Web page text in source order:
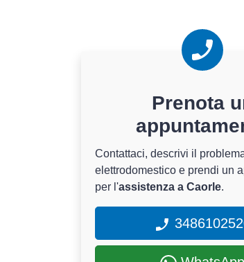
Prenota
Contattaci, descrivi il
elettrodomestico e prendi un
per l'assistenza a Caorle.